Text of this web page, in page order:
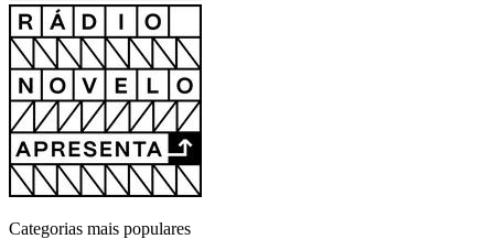
Categorias mais populares